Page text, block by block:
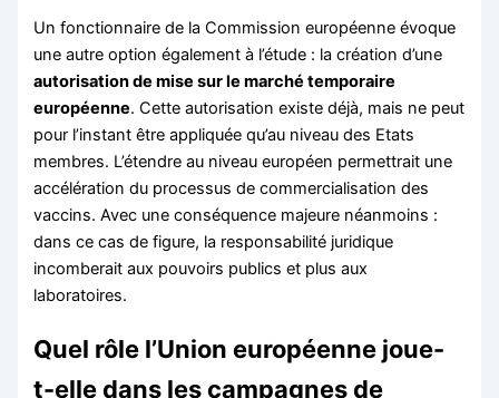
Un fonctionnaire de la Commission européenne évoque
une autre option également à l’étude : la création d’une
autorisation de mise sur le marché temporaire
européenne. Cette autorisation existe déjà, mais ne peut
pour l’instant être appliquée qu’au niveau des Etats
membres. L’étendre au niveau européen permettrait une
accélération du processus de commercialisation des
vaccins. Avec une conséquence majeure néanmoins :
dans ce cas de figure, la responsabilité juridique
incomberait aux pouvoirs publics et plus aux
laboratoires.
Quel rôle l’Union européenne joue-
t-elle dans les campagnes de